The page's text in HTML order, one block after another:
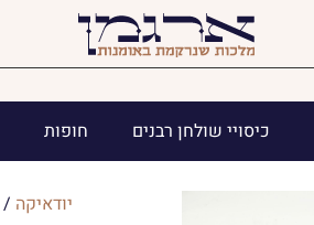
חופות כיסויי שולחן רבנים
יודאיקה /